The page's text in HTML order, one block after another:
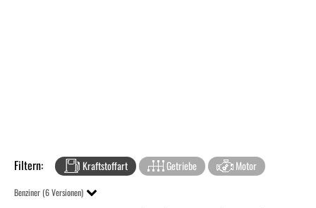
Filtern: Kraftstoffart Getriebe Motor
Benziner (6 Versionen)